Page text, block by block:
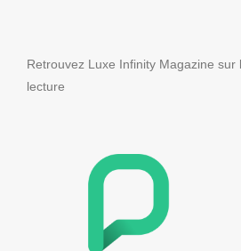
Retrouvez Luxe Infinity Magazine sur
lecture